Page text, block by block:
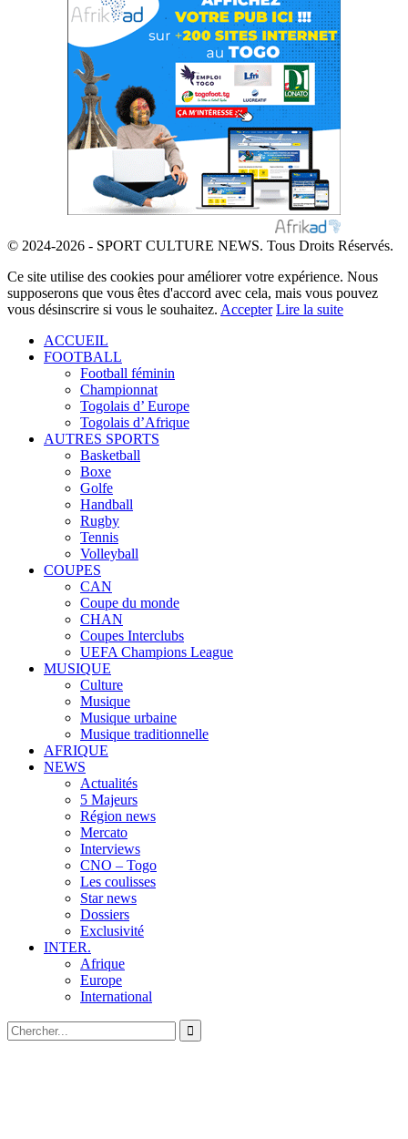
© 2024-2026 - SPORT CULTURE NEWS. Tous Droits Réservés.
Ce site utilise des cookies pour améliorer votre expérience. Nous
supposerons que vous êtes d'accord avec cela, mais vous pouvez
vous désinscrire si vous le souhaitez. Accepter Lire la suite
ACCUEIL
FOOTBALL
Football féminin
Championnat
Togolais d’ Europe
Togolais d’Afrique
AUTRES SPORTS
Basketball
Boxe
Golfe
Handball
Rugby
Tennis
Volleyball
COUPES
CAN
Coupe du monde
CHAN
Coupes Interclubs
UEFA Champions League
MUSIQUE
Culture
Musique
Musique urbaine
Musique traditionnelle
AFRIQUE
NEWS
Actualités
5 Majeurs
Région news
Mercato
Interviews
CNO – Togo
Les coulisses
Star news
Dossiers
Exclusivité
INTER.
Afrique
Europe
International